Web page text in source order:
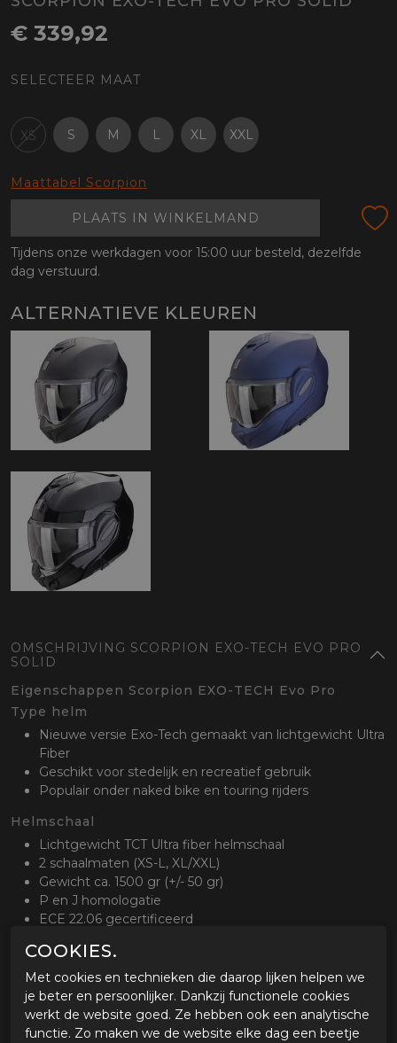
€ 339,92
SELECTEER MAAT
XS S M L XL XXL
Maattabel Scorpion
PLAATS IN WINKELMAND
Tijdens onze werkdagen voor 15:00 uur besteld, dezelfde
dag verstuurd.
ALTERNATIEVE KLEUREN
OMSCHRIJVING SCORPION EXO-TECH EVO PRO
SOLID
Eigenschappen Scorpion EXO-TECH Evo Pro
Type helm
Nieuwe versie Exo-Tech gemaakt van lichtgewicht Ultra
Fiber
Geschikt voor stedelijk en recreatief gebruik
Populair onder naked bike en touring rijders
Helmschaal
Lichtgewicht TCT Ultra fiber helmschaal
2 schaalmaten (XS-L, XL/XXL)
Gewicht ca. 1500 gr (+/- 50 gr)
P en J homologatie
ECE 22.06 gecertificeerd
Ventilatie
Afsluitbare ventilatie op kinstuk, bovenop de helm en
achterzijde
Creëert een actieve luchstroom door de helm
Gecertificeerd om met het kinstuk open te rijden
COOKIES.
Met cookies en technieken die daarop lijken helpen we
je beter en persoonlijker. Dankzij functionele cookies
werkt de website goed. Ze hebben ook een analytische
functie. Zo maken we de website elke dag een beetje